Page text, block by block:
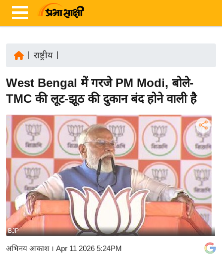
ज़ा
ख
र
रा
ष्ट्री
अं
र्रा
ष्ट्री
य
बि
राष्ट्रीय|
West Bengal में गरजे PM Modi, बोले-
TMC की लूट-झूठ की दुकान बंद होने वाली है
BJP
अभिनय आकाश। Apr 11 2026 5:24PM